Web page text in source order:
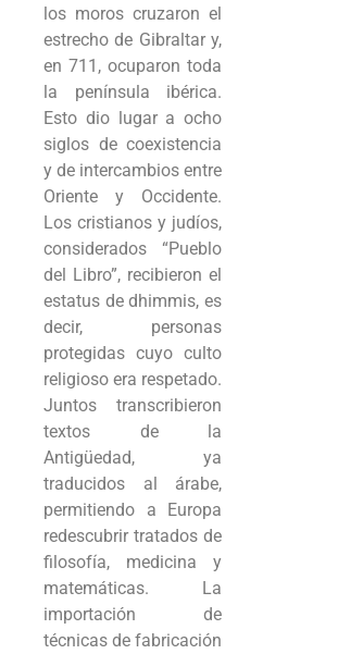
los moros cruzaron el
estrecho de Gibraltar y,
en 711, ocuparon toda
la península ibérica.
Esto dio lugar a ocho
siglos de coexistencia
y de intercambios entre
Oriente y Occidente.
Los cristianos y judíos,
considerados “Pueblo
del Libro”, recibieron el
estatus de dhimmis, es
decir, personas
protegidas cuyo culto
religioso era respetado.
Juntos transcribieron
textos de la
Antigüedad, ya
traducidos al árabe,
permitiendo a Europa
redescubrir tratados de
filosofía, medicina y
matemáticas. La
importación de
técnicas de fabricación